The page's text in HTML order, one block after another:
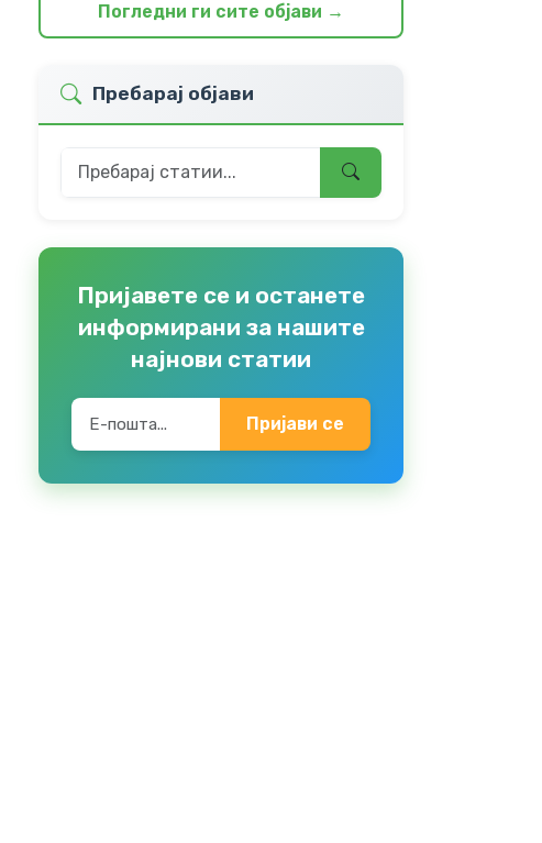
Погледни ги сите објави →
Пребарај објави
Пријавете се и останете
информирани за нашите
најнови статии
Пријави се